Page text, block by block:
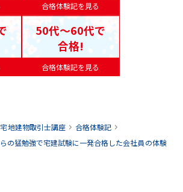
合格体験記を見る
合格体験記を見る
50代〜60代で
合格!
宅地建物取引士講座
合格体験記
の猛勉強で宅建試験に一発合格した会社員の体験